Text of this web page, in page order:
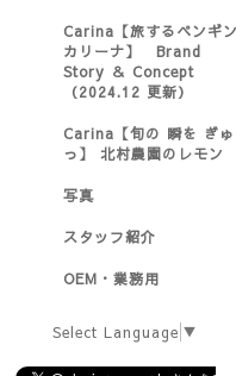
Carina【旅するペンギン
カリーナ】 Brand
Story ＆ Concept
（2024.12 更新）
Carina【旬の 瞬を ぎゅ
っ】 北村農園のレモン
写真
スタッフ紹介
OEM・業務用
Select Language ▼